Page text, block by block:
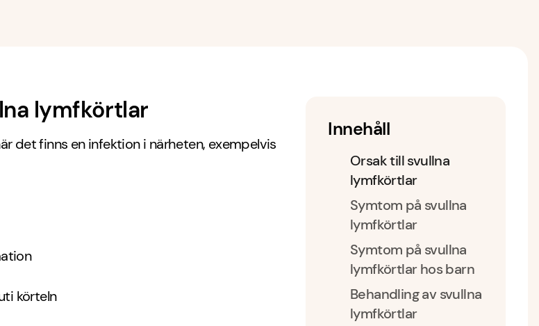
lymfkörtlar
det finns en infektion i närheten, exempelvis
körteln
Innehåll
Orsak till svullna
lymfkörtlar
Symtom på svullna
lymfkörtlar
Symtom på svullna
lymfkörtlar hos barn
Behandling av svullna
lymfkörtlar